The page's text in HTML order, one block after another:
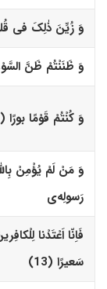
وَ زُیِّنَ ذٰلِکَ فى
وَ ظَنَنْتُمْ ظَنَّ
وَ کُنْتُمْ قَوْمًا بورًا (12)‏
وَ مَنْ لَمْ یُؤْمِنْ
رَسولِه‌ى
فَاِنّا اَعْتَدْنا
سَعیرًا (13)‏